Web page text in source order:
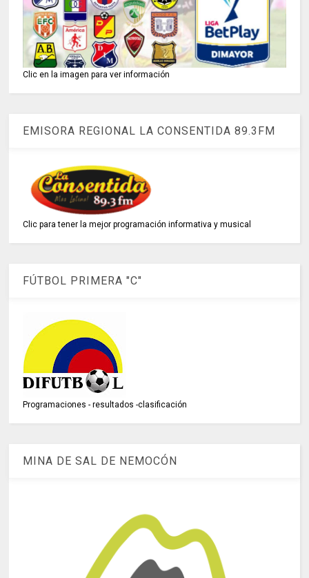
Clic en la imagen para ver información
EMISORA REGIONAL LA CONSENTIDA 89.3FM
Clic para tener la mejor programación informativa y musical
FÚTBOL PRIMERA "C"
Programaciones - resultados -clasificación
MINA DE SAL DE NEMOCÓN